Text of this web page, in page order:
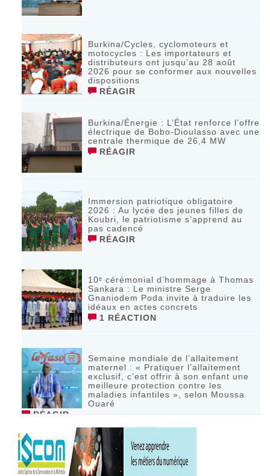
Burkina/Cycles, cyclomoteurs et
motocycles : Les importateurs et
distributeurs ont jusqu’au 28 août
2026 pour se conformer aux nouvelles
dispositions
RÉAGIR
Burkina/Énergie : L’État renforce l’offre
électrique de Bobo-Dioulasso avec une
centrale thermique de 26,4 MW
RÉAGIR
Immersion patriotique obligatoire
2026 : Au lycée des jeunes filles de
Koubri, le patriotisme s’apprend au
pas cadencé
RÉAGIR
10ᵉ cérémonial d’hommage à Thomas
Sankara : Le ministre Serge
Gnaniodem Poda invite à traduire les
idéaux en actes concrets
1 RÉACTION
Semaine mondiale de l’allaitement
maternel : « Pratiquer l’allaitement
exclusif, c’est offrir à son enfant une
meilleure protection contre les
maladies infantiles », selon Moussa
Ouaré
RÉAGIR